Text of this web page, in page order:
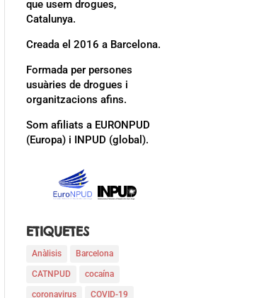
que usem drogues,
Catalunya.
Creada el 2016 a Barcelona.
Formada per persones
usuàries de drogues i
organitzacions afins.
Som afiliats a EURONPUD
(Europa) i INPUD (global).
ETIQUETES
Anàlisis Barcelona
CATNPUD cocaína
coronavirus COVID-19